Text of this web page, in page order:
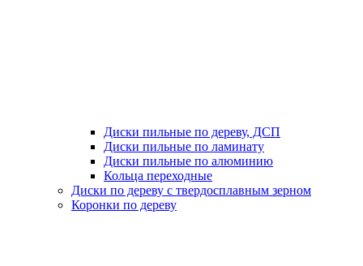
Диски пильные по дереву, ДСП
Диски пильные по ламинату
Диски пильные по алюминию
Кольца переходные
Диски по дереву с твердосплавным зерном
Коронки по дереву